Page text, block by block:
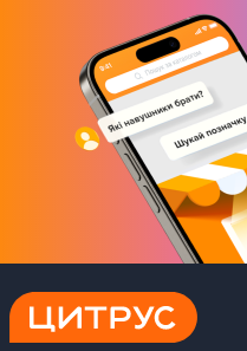
6 - 8 годин
Особливості
Bluetooth